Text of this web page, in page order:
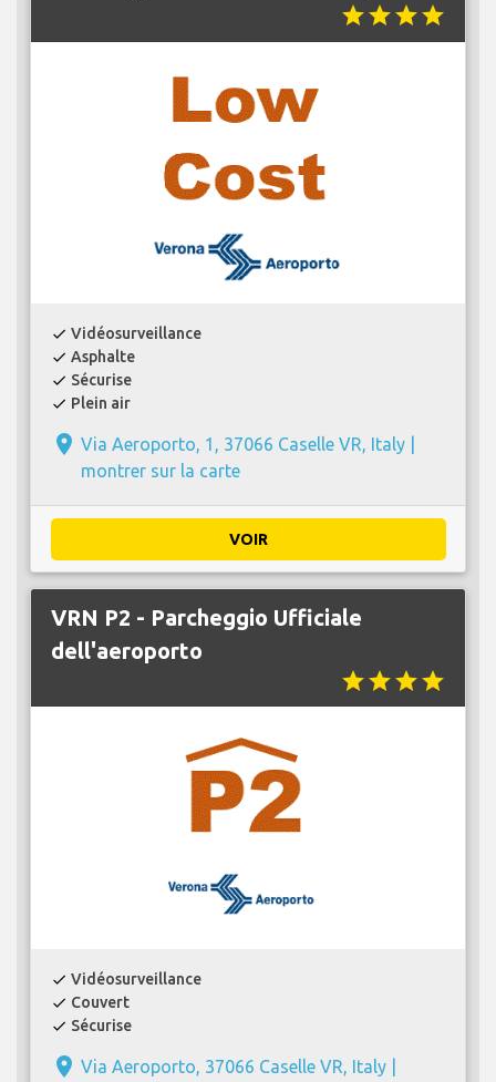
starstarstarstar
check Vidéosurveillance
check Asphalte
check Sécurise
check Plein air
place Via Aeroporto, 1, 37066 Caselle VR, Italy |
montrer sur la carte
VOIR
VRN P2 - Parcheggio Ufficiale
dell'aeroporto
starstarstarstar
check Vidéosurveillance
check Couvert
check Sécurise
place Via Aeroporto, 37066 Caselle VR, Italy |